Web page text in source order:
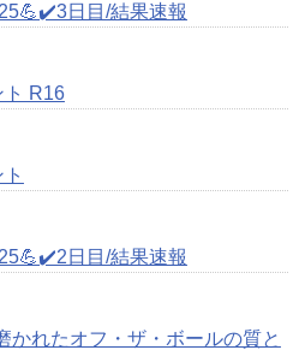
日目/結果速報
ト R16
日目/結果速報
かれたオフ・ザ・ボールの質と